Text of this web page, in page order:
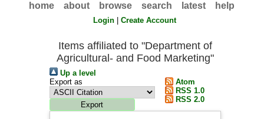
home about browse search latest help
Login |Create Account
Items affiliated to "Department of
Agricultural- and Food Marketing"
Up a level
Export as
Atom
RSS 1.0
RSS 2.0